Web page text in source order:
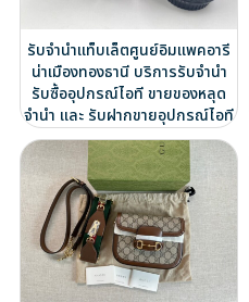
รับจำนำแท็บเล็ตศูนย์อิมแพคอารี
น่าเมืองทองธานี บริการรับจำนำ
รับซื้ออุปกรณ์ไอที ขายของหลุด
จำนำ และ รับฝากขายอุปกรณ์ไอที